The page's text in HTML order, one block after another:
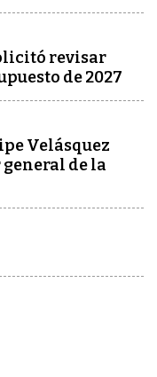
revisar
de 2027
Velásquez
de la